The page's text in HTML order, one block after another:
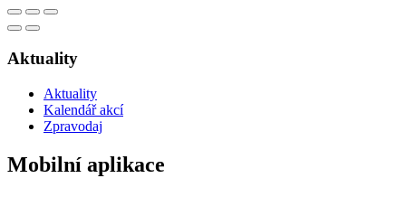
Aktuality
Aktuality
Kalendář akcí
Zpravodaj
Mobilní aplikace